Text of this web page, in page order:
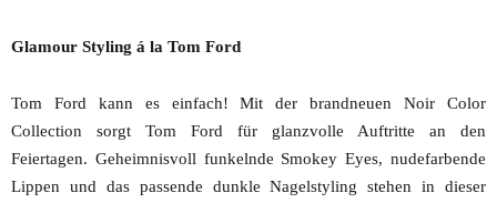
Glamour Styling á la Tom Ford
Tom Ford kann es einfach! Mit der brandneuen Noir Color
Collection sorgt Tom Ford für glanzvolle Auftritte an den
Feiertagen. Geheimnisvoll funkelnde Smokey Eyes, nudefarbende
Lippen und das passende dunkle Nagelstyling stehen in dieser